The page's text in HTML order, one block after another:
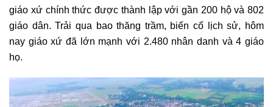
giáo xứ chính thức được thành lập với gần 200 hộ và 802
giáo dân. Trải qua bao thăng trầm, biến cố lịch sử, hôm
nay giáo xứ đã lớn mạnh với 2.480 nhân danh và 4 giáo
họ.